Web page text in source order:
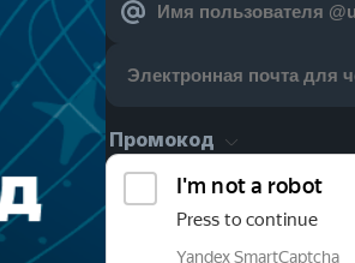
Промокод